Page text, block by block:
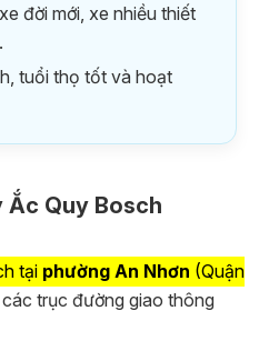
đời mới, xe nhiều thiết
tuổi thọ tốt và hoạt
Ắc Quy Bosch
tại phường An Nhơn (Quận
trục đường giao thông